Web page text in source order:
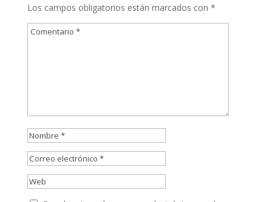
Los campos obligatorios están marcados con *